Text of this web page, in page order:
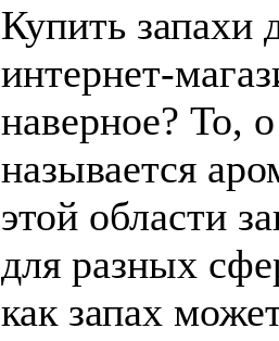
Купить запахи
интернет-
наверное? То,
называется
этой области
для разных
как запах